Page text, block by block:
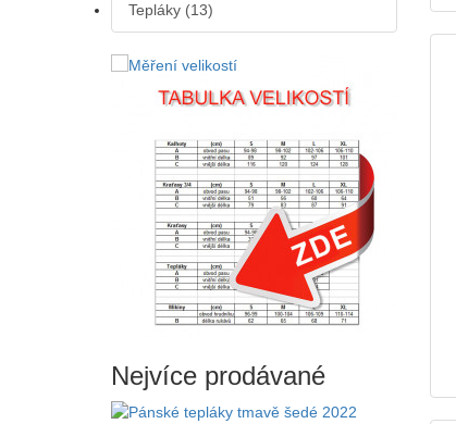
Tepláky (13)
Nejvíce prodávané